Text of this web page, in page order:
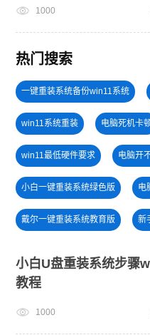
1000
热门搜索
一键重装系统备份win11系统
win11系统重装 电脑死机卡
win11最低硬件要求 电脑开
小白一键重装系统绿色版 电
戴尔一键重装系统教育版 新
windows11教程
旗舰版win7系统安装教程
小白U盘重装系统步骤
教程
1000